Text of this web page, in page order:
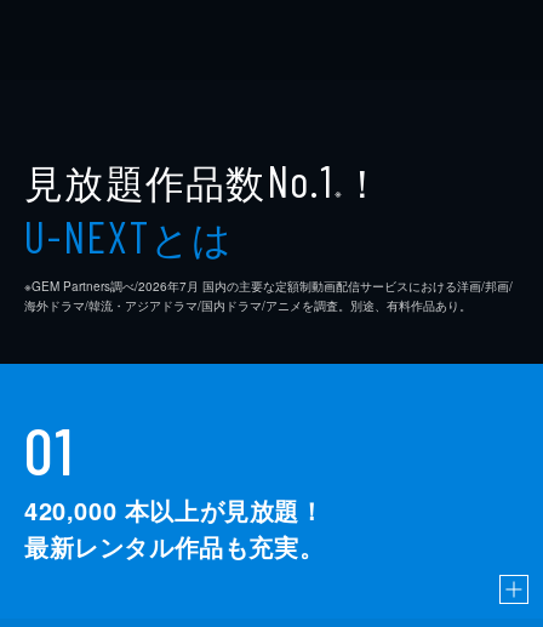
見放題作品数No.1 ※ ！
U-NEXTとは
※GEM Partners調べ/2026年7⽉ 国内の主要な定額制動画配信サービスにおける洋画/邦画/
海外ドラマ/韓流・アジアドラマ/国内ドラマ/アニメを調査。別途、有料作品あり。
01
420,000 本以上が見放題！
最新レンタル作品も充実。